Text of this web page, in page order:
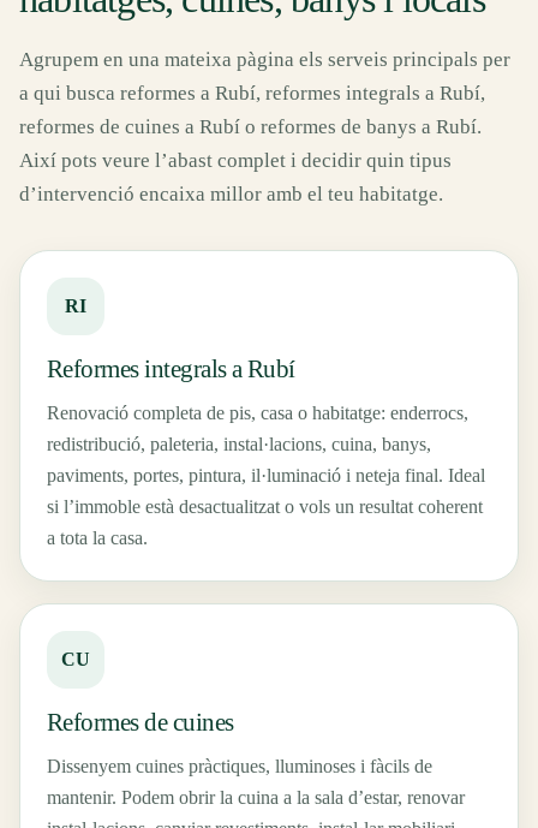
Agrupem en una mateixa pàgina els serveis principals per
a qui busca reformes a Rubí, reformes integrals a Rubí,
reformes de cuines a Rubí o reformes de banys a Rubí.
Així pots veure l’abast complet i decidir quin tipus
d’intervenció encaixa millor amb el teu habitatge.
RI
Reformes integrals a Rubí
Renovació completa de pis, casa o habitatge: enderrocs,
redistribució, paleteria, instal·lacions, cuina, banys,
paviments, portes, pintura, il·luminació i neteja final. Ideal
si l’immoble està desactualitzat o vols un resultat coherent
a tota la casa.
CU
Reformes de cuines
Dissenyem cuines pràctiques, lluminoses i fàcils de
mantenir. Podem obrir la cuina a la sala d’estar, renovar